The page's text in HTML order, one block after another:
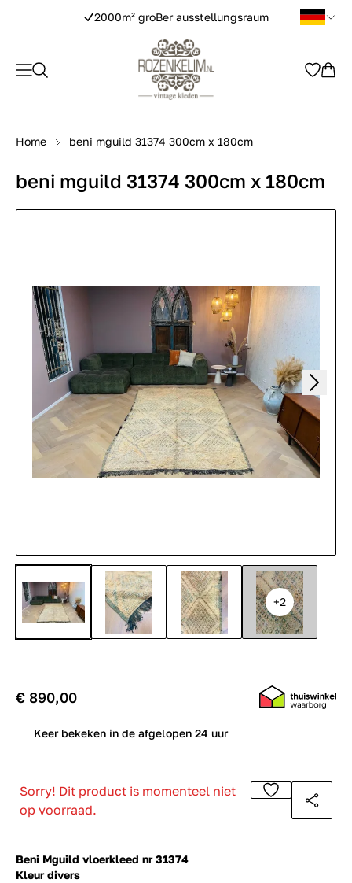
2000m² groBer ausstellungsraum
Home beni mguild 31374 300cm x 180cm
+2
beni mguild 31374 300cm x 180cm
Beni Mguild vloerkleed nr 31374
Kleur divers
€ 890,00
Keer bekeken in de afgelopen 24 uur
Sorry! Dit product is momenteel niet
op voorraad.